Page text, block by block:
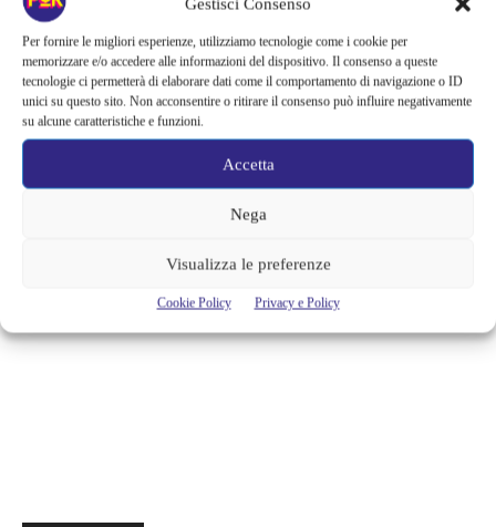
Per fornire le migliori esperienze, utilizziamo tecnologie come i cookie per
memorizzare e/o accedere alle informazioni del dispositivo. Il consenso a queste
tecnologie ci permetterà di elaborare dati come il comportamento di navigazione o ID
unici su questo sito. Non acconsentire o ritirare il consenso può influire negativamente
su alcune caratteristiche e funzioni.
Accetta
Nega
Visualizza le preferenze
Cookie Policy Privacy e Policy
via Brera, 28
20121 Milano
www.braidense.it